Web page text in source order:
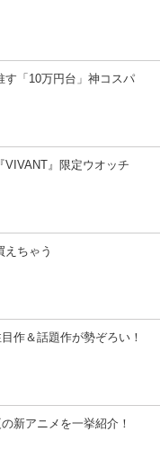
す「10万円台」神コスパ
』限定ウオッチ
えちゃう
作＆話題作が勢ぞろい！
新アニメを一挙紹介！